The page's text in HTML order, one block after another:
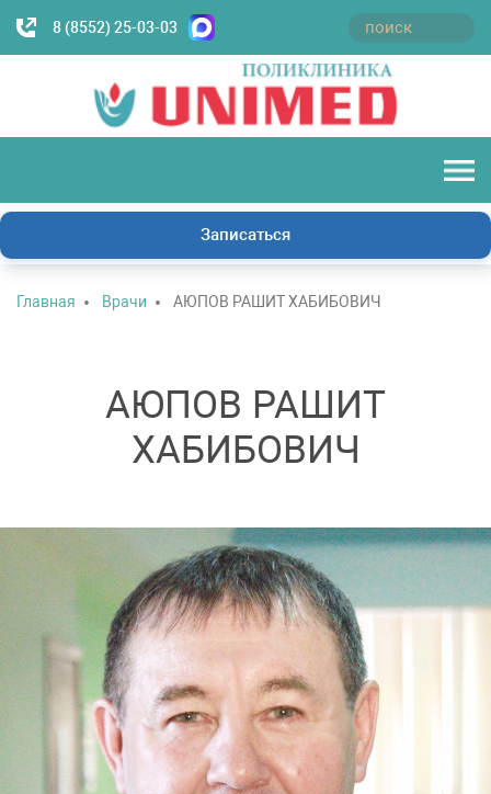
8 (8552) 25-03-03
Записаться
Главная Врачи АЮПОВ РАШИТ ХАБИБОВИЧ
АЮПОВ РАШИТ
ХАБИБОВИЧ